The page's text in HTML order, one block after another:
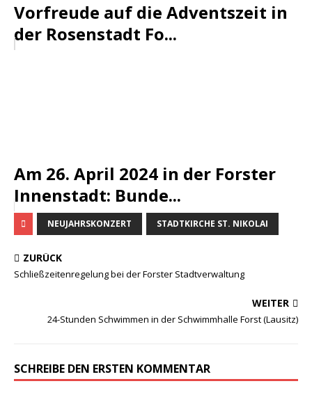
Vorfreude auf die Adventszeit in
der Rosenstadt Fo...
Am 26. April 2024 in der Forster
Innenstadt: Bunde...
NEUJAHRSKONZERT STADTKIRCHE ST. NIKOLAI
ZURÜCK
Schließzeitenregelung bei der Forster Stadtverwaltung
WEITER
24-Stunden Schwimmen in der Schwimmhalle Forst (Lausitz)
SCHREIBE DEN ERSTEN KOMMENTAR